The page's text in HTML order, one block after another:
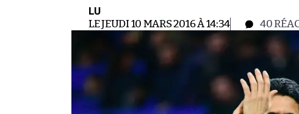
LU
LE JEUDI 10 MARS 2016 À 14:34 40